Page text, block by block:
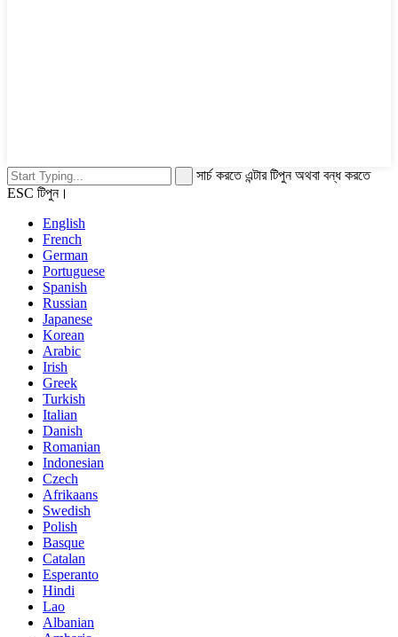
সার্চ করতে এন্টার টিপুন অথবা বন্ধ করতে
ESC টিপুন।
English
French
German
Portuguese
Spanish
Russian
Japanese
Korean
Arabic
Irish
Greek
Turkish
Italian
Danish
Romanian
Indonesian
Czech
Afrikaans
Swedish
Polish
Basque
Catalan
Esperanto
Hindi
Lao
Albanian